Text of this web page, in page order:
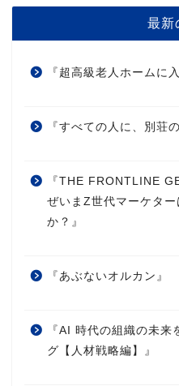
最新
『超高級老人ホームに
『すべての人に、別荘
『THE FRONTLINE
ぜいまZ世代マーケタ
か？』
『あぶないオルカン』
『AI 時代の組織の未
グ【人材戦略編】』